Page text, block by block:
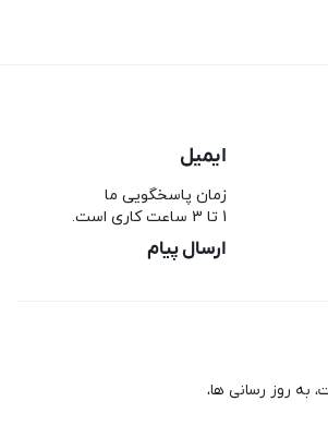
ایمیل
زمان پاسخگویی ما
1 تا 3 ساعت کاری است.
ارسال پیام
به روز رسانی ها،